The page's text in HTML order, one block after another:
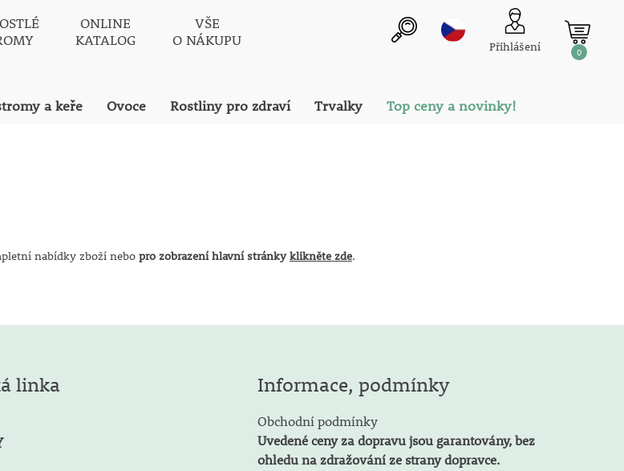
ONLINE
KATALOG
VŠE
O NÁKUPU
Přihlášení 0
a keře Ovoce Rostliny pro zdraví Trvalky Top ceny a novinky!
nabídky zboží nebo pro zobrazení hlavní stránkyklikněte zde.
linka Informace, podmínky
Obchodní podmínky
Uvedené ceny za dopravu jsou garantovány, bez
ohledu na zdražování ze strany dopravce.